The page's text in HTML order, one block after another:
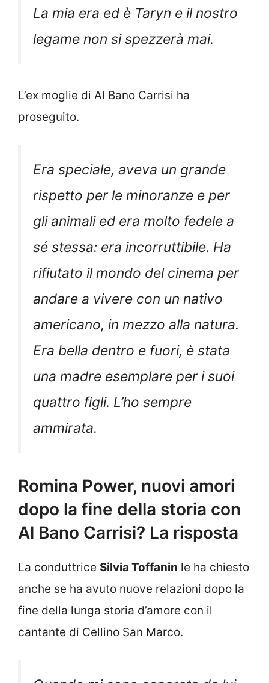
La mia era ed è Taryn e il nostro
legame non si spezzerà mai.
L’ex moglie di Al Bano Carrisi ha
proseguito.
Era speciale, aveva un grande
rispetto per le minoranze e per
gli animali ed era molto fedele a
sé stessa: era incorruttibile. Ha
rifiutato il mondo del cinema per
andare a vivere con un nativo
americano, in mezzo alla natura.
Era bella dentro e fuori, è stata
una madre esemplare per i suoi
quattro figli. L’ho sempre
ammirata.
Romina Power, nuovi amori
dopo la fine della storia con
Al Bano Carrisi? La risposta
La conduttrice Silvia Toffanin le ha chiesto
anche se ha avuto nuove relazioni dopo la
fine della lunga storia d’amore con il
cantante di Cellino San Marco.